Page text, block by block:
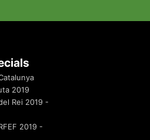
2019
Rei 2019 -
2019 -